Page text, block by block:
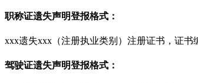
职称证遗失声明登报格式：
xxx遗失xxx（注册执业类别）注册证书，证书
驾驶证遗失声明登报格式：